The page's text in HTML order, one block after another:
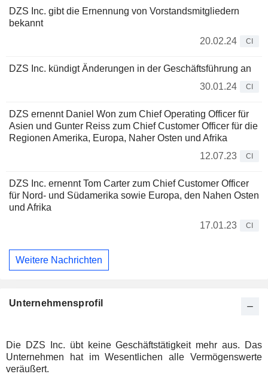
DZS Inc. gibt die Ernennung von Vorstandsmitgliedern
bekannt
20.02.24
CI
DZS Inc. kündigt Änderungen in der Geschäftsführung an
30.01.24
CI
DZS ernennt Daniel Won zum Chief Operating Officer für
Asien und Gunter Reiss zum Chief Customer Officer für die
Regionen Amerika, Europa, Naher Osten und Afrika
12.07.23
CI
DZS Inc. ernennt Tom Carter zum Chief Customer Officer
für Nord- und Südamerika sowie Europa, den Nahen Osten
und Afrika
17.01.23
CI
Weitere Nachrichten
Unternehmensprofil
Die DZS Inc. übt keine Geschäftstätigkeit mehr aus. Das
Unternehmen hat im Wesentlichen alle Vermögenswerte
veräußert.